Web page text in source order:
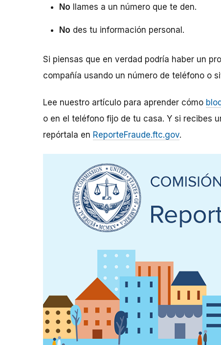
No llames a un número que te den.
No des tu información personal.
Si piensas que en verdad podría haber un
compañía usando un número de teléfono o
Lee nuestro artículo para aprender cómo
o en el teléfono fijo de tu casa. Y si recibes
repórtala en ReporteFraude.ftc.gov.